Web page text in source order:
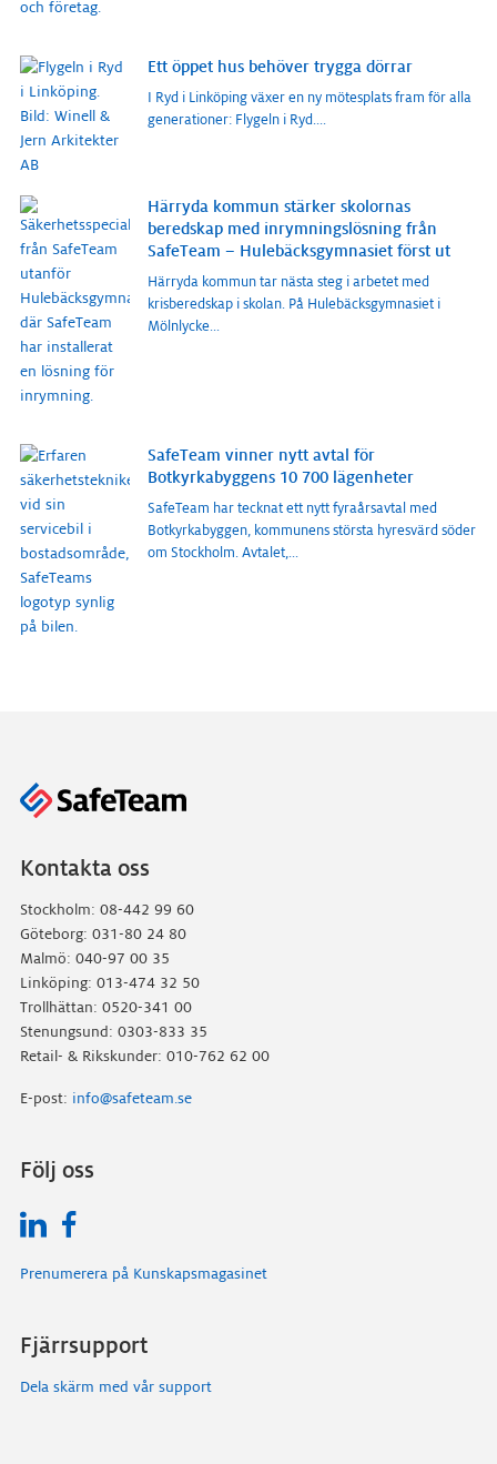
Ett öppet hus behöver trygga dörrar
I Ryd i Linköping växer en ny mötesplats fram för alla
generationer: Flygeln i Ryd....
Härryda kommun stärker skolornas
beredskap med inrymningslösning från
SafeTeam – Hulebäcksgymnasiet först ut
Härryda kommun tar nästa steg i arbetet med
krisberedskap i skolan. På Hulebäcksgymnasiet i
Mölnlycke...
SafeTeam vinner nytt avtal för
Botkyrkabyggens 10 700 lägenheter
SafeTeam har tecknat ett nytt fyraårsavtal med
Botkyrkabyggen, kommunens största hyresvärd söder
om Stockholm. Avtalet,...
Kontakta oss
Stockholm: 08-442 99 60
Göteborg: 031-80 24 80
Malmö: 040-97 00 35
Linköping: 013-474 32 50
Trollhättan: 0520-341 00
Stenungsund: 0303-833 35
Retail- & Rikskunder: 010-762 62 00
E-post: info@safeteam.se
Följ oss
Prenumerera på Kunskapsmagasinet
Fjärrsupport
Dela skärm med vår support